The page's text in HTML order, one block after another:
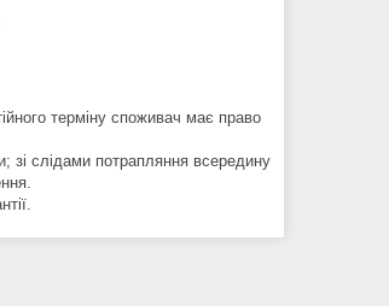
терміну споживач має право
зі слідами потрапляння всередину